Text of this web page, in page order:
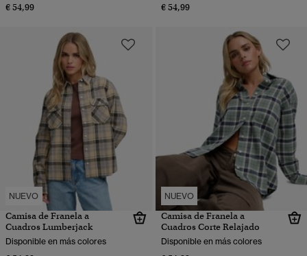
€ 54,99 € 54,99
NUEVO
Camisa de Franela a
Cuadros Lumberjack
Disponible en más colores
NUEVO
Camisa de Franela a
Cuadros Corte Relajado
Disponible en más colores